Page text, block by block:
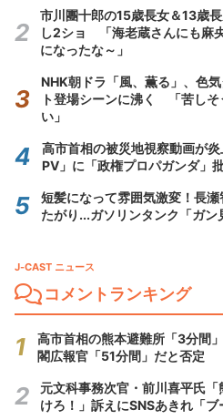
市川團十郎の15歳長女＆13歳
し2ショ 「海老蔵さんにも麻
になったな～」
NHK朝ドラ「風、薫る」、色
ト登場シーンに沸く 「苦し
い」
高市首相の被災地視察動画が
PV」に「政権プロパガンダ」
短髪になって雰囲気激変！長
たがり...ガソリンタンク「ガン
J-CAST ニュース
コメントランキング
高市首相の熊本避難所「3分間
閣広報官「51分間」だと否定
元文科事務次官・前川喜平氏
けろ！」訴えにSNSあきれ「ブ